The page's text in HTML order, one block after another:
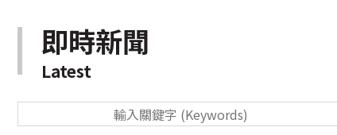
即時新聞
Latest